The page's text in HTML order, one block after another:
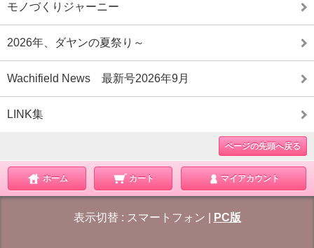
モノづくりジャーニー
2026年、ダヤンの夏祭り～
Wachifield News 最新号2026年9月
LINK集
ページの先頭へ戻る
ホーム カート マイアカウント
表示切替 : スマートフォン PC版